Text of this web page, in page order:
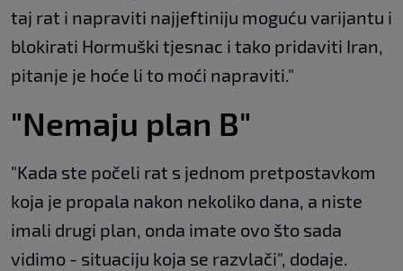
taj rat i napraviti najjeftiniju moguću varijantu i
blokirati Hormuški tjesnac i tako pridaviti Iran,
pitanje je hoće li to moći napraviti."
"Nemaju plan B"
"Kada ste počeli rat s jednom pretpostavkom
koja je propala nakon nekoliko dana, a niste
imali drugi plan, onda imate ovo što sada
vidimo - situaciju koja se razvlači", dodaje.